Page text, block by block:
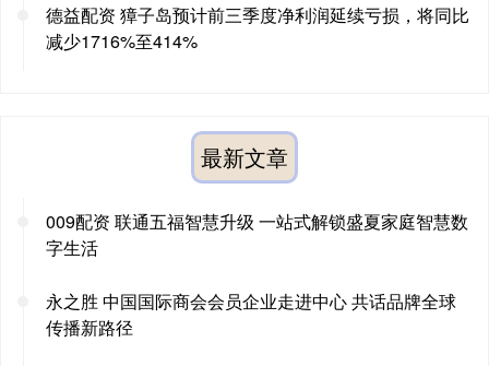
德益配资 獐子岛预计前三季度净利润延续亏损，将同比
减少1716%至414%
最新文章
009配资 联通五福智慧升级 一站式解锁盛夏家庭智慧数
字生活
永之胜 中国国际商会会员企业走进中心 共话品牌全球
传播新路径